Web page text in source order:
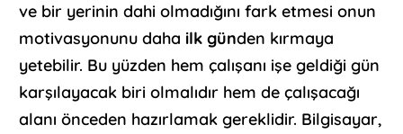
ve bir yerinin dahi olmadığını fark etmesi onun
motivasyonunu daha ilk günden kırmaya
yetebilir. Bu yüzden hem çalışanı işe geldiği gün
karşılayacak biri olmalıdır hem de çalışacağı
alanı önceden hazırlamak gereklidir. Bilgisayar,